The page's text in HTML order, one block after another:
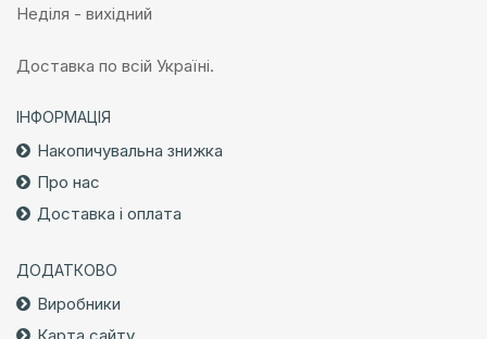
Неділя - вихідний
Доставка по всій Україні.
ІНФОРМАЦІЯ
Накопичувальна знижка
Про нас
Доставка і оплата
ДОДАТКОВО
Виробники